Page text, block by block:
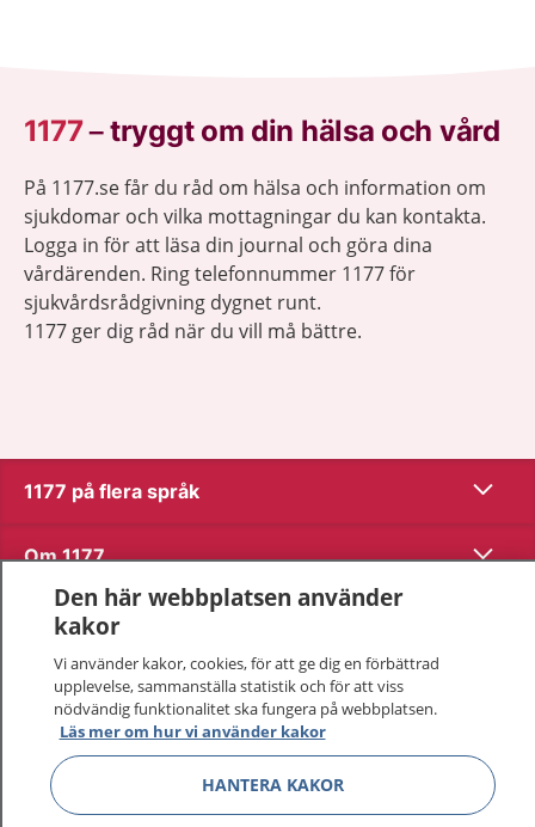
1177–tryggt om din hälsa och vård
På 1177.se får du råd om hälsa och information om
sjukdomar och vilka mottagningar du kan kontakta.
Logga in för att läsa din journal och göra dina
vårdärenden. Ring telefonnummer 1177 för
sjukvårdsrådgivning dygnet runt.
1177 ger dig råd när du vill må bättre.
1177 på flera språk Visa
Om 1177 Visa
Kontakt
Behandling av personuppgifter
Hantering av kakor
Den här webbplatsen använder
kakor
Vi använder kakor, cookies, för att ge dig en förbättrad
upplevelse, sammanställa statistik och för att viss
nödvändig funktionalitet ska fungera på webbplatsen.
Läs mer om hur vi använder kakor
HANTERA KAKOR